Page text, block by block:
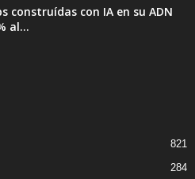
construídas con IA en su ADN
al...
821
284